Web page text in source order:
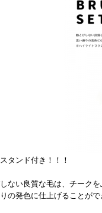
タンド付き！！！
ない良質な毛は、チーク
の発色に仕上げることがで